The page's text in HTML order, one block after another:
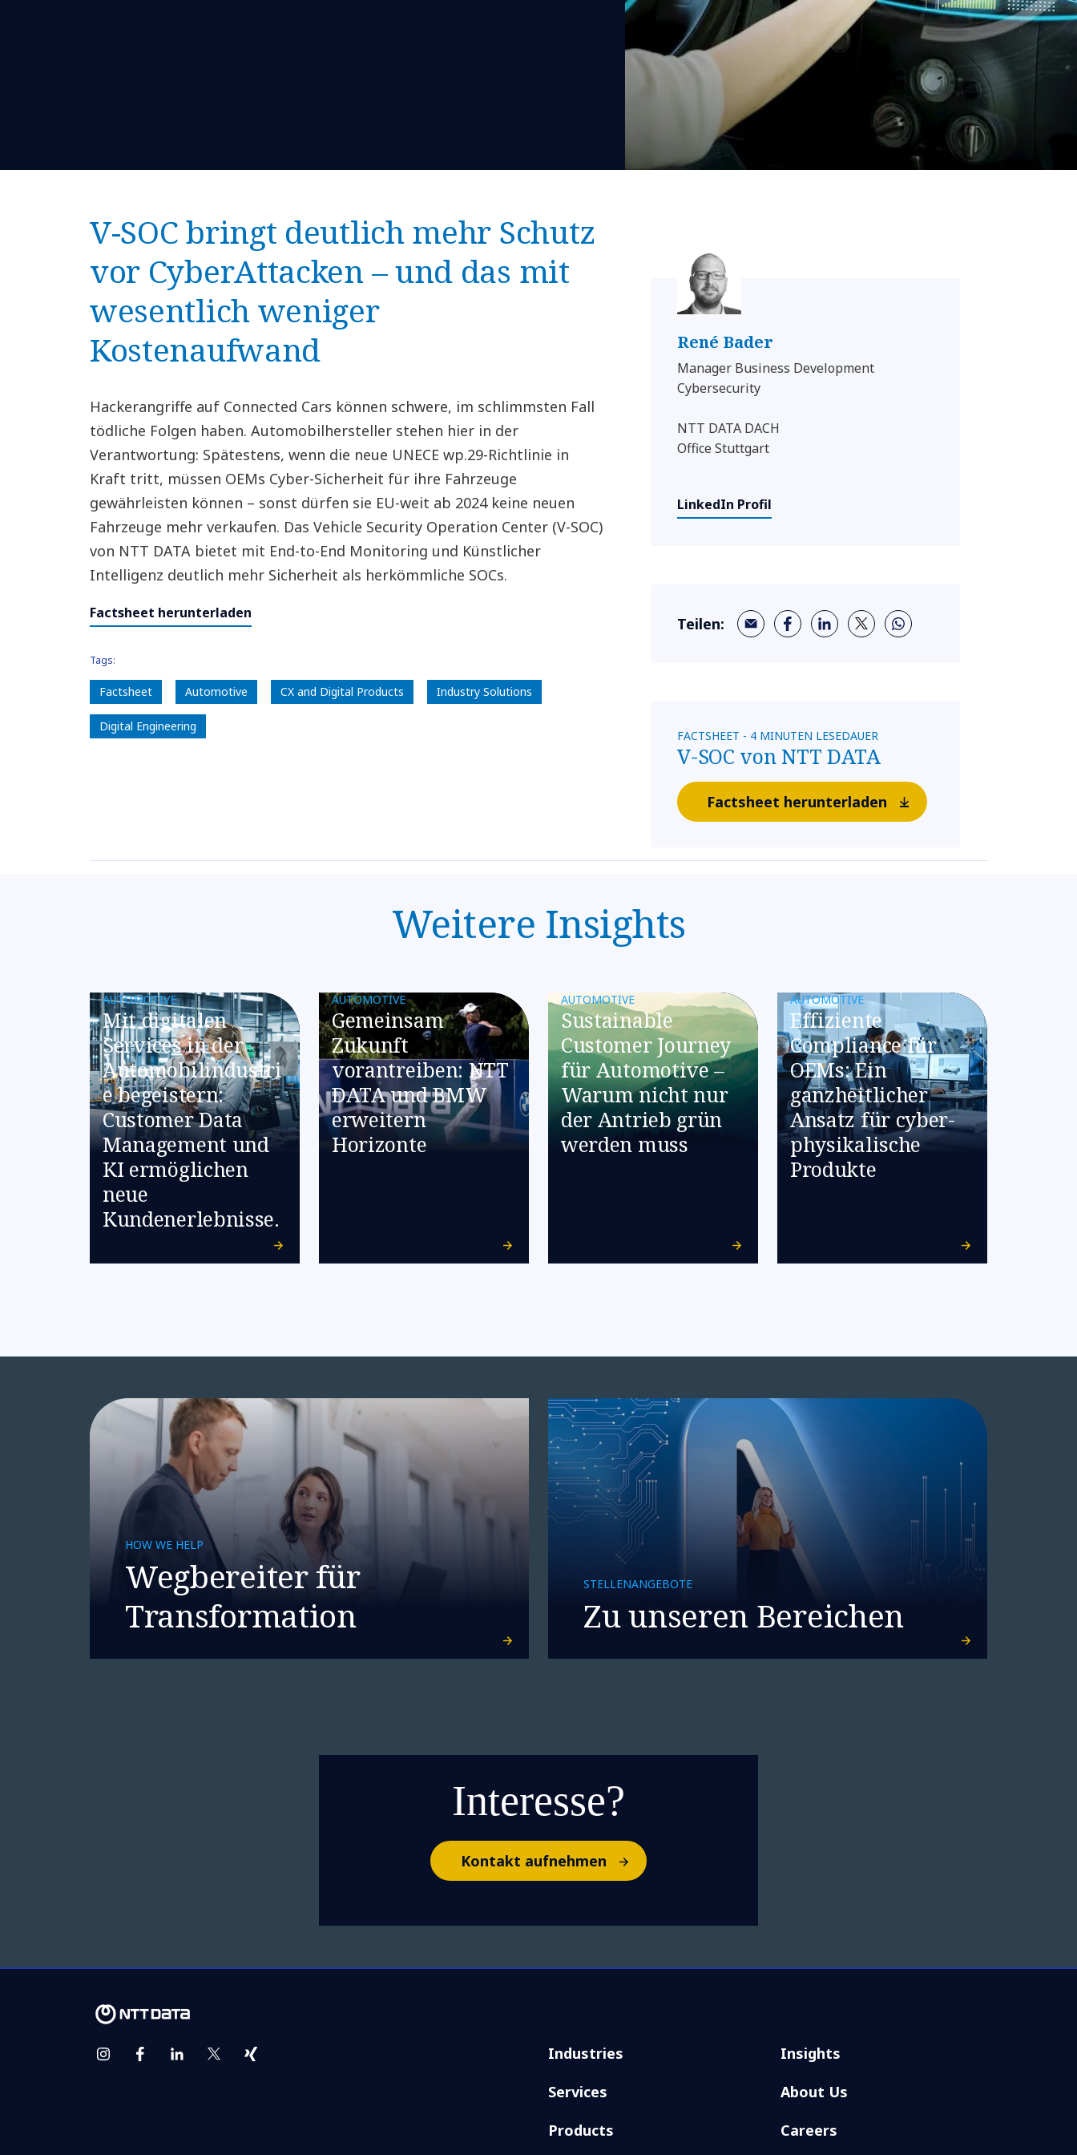
V-SOC bringt deutlich mehr Schutz
vor CyberAttacken – und das mit
wesentlich weniger
Kostenaufwand
Hackerangriffe auf Connected Cars können schwere, im schlimmsten Fall
tödliche Folgen haben. Automobilhersteller stehen hier in der
Verantwortung: Spätestens, wenn die neue UNECE wp.29-Richtlinie in
Kraft tritt, müssen OEMs Cyber-Sicherheit für ihre Fahrzeuge
gewährleisten können – sonst dürfen sie EU-weit ab 2024 keine neuen
Fahrzeuge mehr verkaufen. Das Vehicle Security Operation Center (V-SOC)
von NTT DATA bietet mit End-to-End Monitoring und Künstlicher
Intelligenz deutlich mehr Sicherheit als herkömmliche SOCs.
Factsheet herunterladen
Tags:
Factsheet Automotive CX and Digital Products Industry Solutions
Digital Engineering
René Bader
Manager Business Development
Cybersecurity
NTT DATA DACH
Office Stuttgart
LinkedIn Profil
Teilen:
FACTSHEET - 4 MINUTEN LESEDAUER
V-SOC von NTT DATA
Factsheet herunterladen
Weitere Insights
AUTOMOTIVE
Mit digitalen
Services in der
Automobilindustri
e begeistern:
Customer Data
Management und
KI ermöglichen
neue
Kundenerlebnisse.
AUTOMOTIVE
Gemeinsam
Zukunft
vorantreiben: NTT
DATA und BMW
erweitern
Horizonte
AUTOMOTIVE
Sustainable
Customer Journey
für Automotive –
Warum nicht nur
der Antrieb grün
werden muss
AUTOMOTIVE
Effiziente
Compliance für
OEMs: Ein
ganzheitlicher
Ansatz für cyber-
physikalische
Produkte
HOW WE HELP
Wegbereiter für
Transformation
STELLENANGEBOTE
Zu unseren Bereichen
Interesse?
Kontakt aufnehmen
Industries
Services
Products
Insights
About Us
Careers